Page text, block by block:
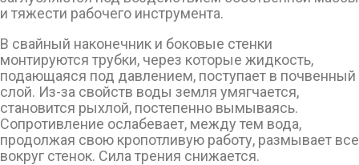
и тяжести рабочего инструмента.
В свайный наконечник и боковые стенки
монтируются трубки, через которые жидкость,
подающаяся под давлением, поступает в почвенный
слой. Из-за свойств воды земля умягчается,
становится рыхлой, постепенно вымываясь.
Сопротивление ослабевает, между тем вода,
продолжая свою кропотливую работу, размывает все
вокруг стенок. Сила трения снижается.